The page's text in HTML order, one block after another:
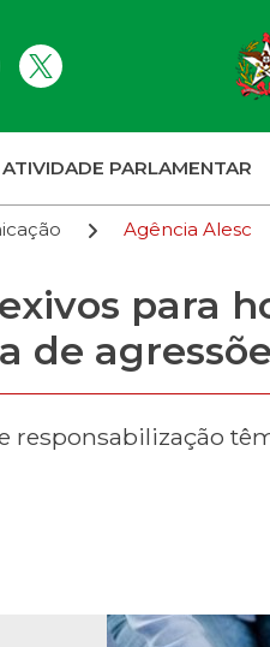
ATIVIDADE PARLAMENTAR
Agência Alesc
para
de
responsabilização